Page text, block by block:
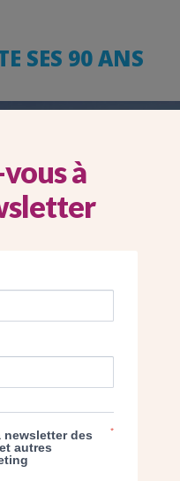
SES 90 ANS
à
newsletter des
autres
*